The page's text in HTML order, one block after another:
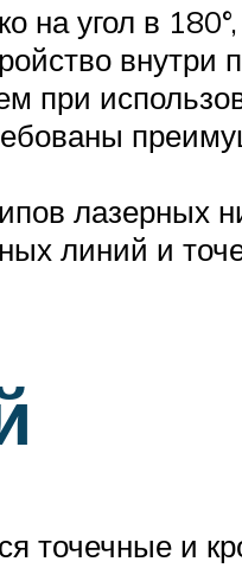
на угол в
внутри
при
лазерных
линий и
точечные и